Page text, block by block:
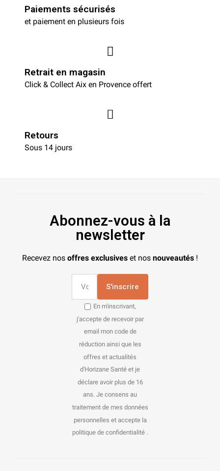
Paiements sécurisés
et paiement en plusieurs fois
Retrait en magasin
Click & Collect Aix en Provence offert
Retours
Sous 14 jours
Abonnez-vous à la
newsletter
Recevez nos offres exclusives et nos nouveautés !
S'inscrire
En m'inscrivant,
j'accepte de recevoir par
email mon code de
réduction ainsi que les
offres et actualités
d'Horizane Santé et je
déclare avoir plus de 16
ans. Je consens au
traitement de mes données
personnelles et accepte la
politique de confidentialité .